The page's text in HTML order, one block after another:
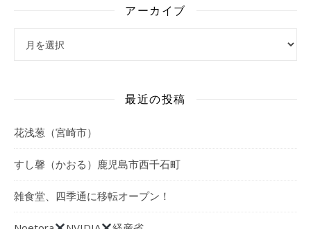
アーカイブ
最近の投稿
花浅葱（宮崎市）
すし馨（かおる）鹿児島市西千石町
雑食堂、四季通に移転オープン！